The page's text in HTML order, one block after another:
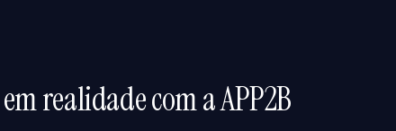
realidade com a APP2B